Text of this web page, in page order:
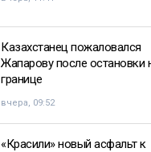
Казахстанец пожаловался
Жапарову после остановки
границе
вчера, 09:52
«Красили» новый асфальт к